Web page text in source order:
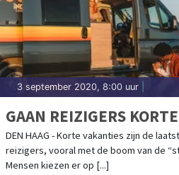
3 september 2020, 8:00 uur
GAAN REIZIGERS
DEN HAAG - Korte vakanties zijn de
reizigers, vooral met de boom van de
Mensen kiezen er op [...]